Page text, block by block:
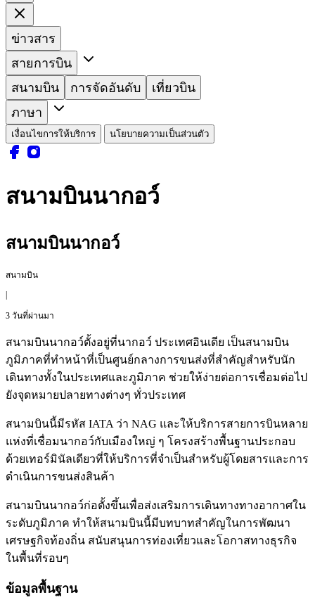
ข่าวสาร
สายการบิน
สนามบิน
การจัดอันดับ
เที่ยวบิน
ภาษา
เงื่อนไขการให้บริการ นโยบายความเป็นส่วนตัว
สนามบินนากอว์
สนามบินนากอว์
สนามบิน
|
3 วันที่ผ่านมา
สนามบินนากอว์ตั้งอยู่ที่นากอว์ ประเทศอินเดีย เป็นสนามบิน
ภูมิภาคที่ทำหน้าที่เป็นศูนย์กลางการขนส่งที่สำคัญสำหรับนัก
เดินทางทั้งในประเทศและภูมิภาค ช่วยให้ง่ายต่อการเชื่อมต่อไป
ยังจุดหมายปลายทางต่างๆ ทั่วประเทศ
สนามบินนี้มีรหัส IATA ว่า NAG และให้บริการสายการบินหลาย
แห่งที่เชื่อมนากอว์กับเมืองใหญ่ ๆ โครงสร้างพื้นฐานประกอบ
ด้วยเทอร์มินัลเดียวที่ให้บริการที่จำเป็นสำหรับผู้โดยสารและการ
ดำเนินการขนส่งสินค้า
สนามบินนากอว์ก่อตั้งขึ้นเพื่อส่งเสริมการเดินทางทางอากาศใน
ระดับภูมิภาค ทำให้สนามบินนี้มีบทบาทสำคัญในการพัฒนา
เศรษฐกิจท้องถิ่น สนับสนุนการท่องเที่ยวและโอกาสทางธุรกิจ
ในพื้นที่รอบๆ
ข้อมูลพื้นฐาน